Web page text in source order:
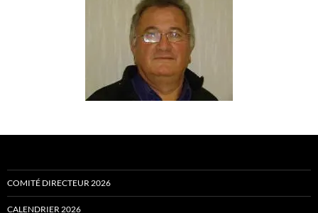
COMITÉ DIRECTEUR 2026
CALENDRIER 2026